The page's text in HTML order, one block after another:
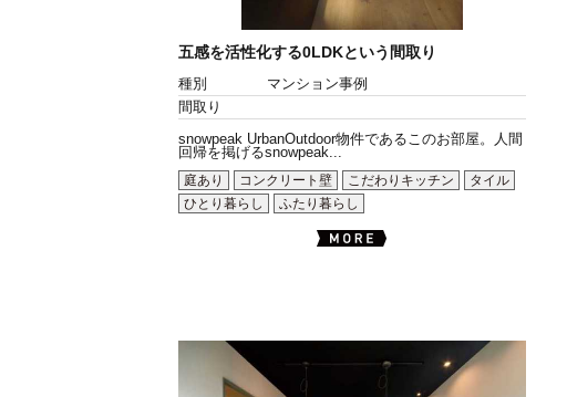
五感を活性化する0LDKという間取り
種別
マンション事例
間取り
snowpeak UrbanOutdoor物件であるこのお部屋。人間
回帰を掲げるsnowpeak...
庭あり
コンクリート壁 こだわりキッチン
タイル
ひとり暮らし
ふたり暮らし